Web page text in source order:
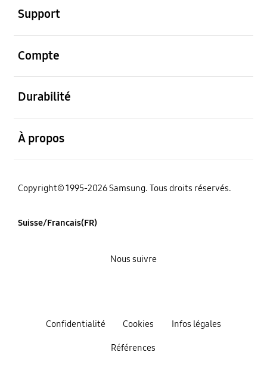
Support
Compte
Durabilité
À propos
Copyright© 1995-2026 Samsung. Tous droits réservés.
Suisse/Francais(FR)
Confidentialité Cookies Infos légales
Références
Nous suivre